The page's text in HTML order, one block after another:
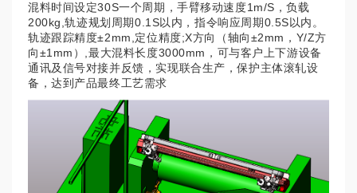
混料时间设定30S一个周期，手臂移动速度1m/S，负载
200kg,轨迹规划周期0.1S以内，指令响应周期0.5S以内。
轨迹跟踪精度±2mm,定位精度;X方向（轴向±2mm，Y/Z方
向±1mm）,最大混料长度3000mm，可与客户上下游设备
通讯及信号对接并反馈，实现联合生产，保护主体滚轧设
备，达到产品最终工艺需求